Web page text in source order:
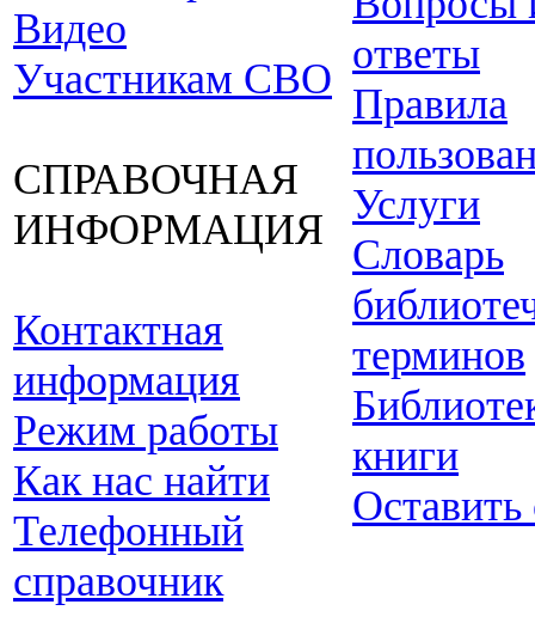
Видео
Участникам СВО
СПРАВОЧНАЯ
ИНФОРМАЦИЯ
Контактная
информация
Режим работы
Как нас найти
Телефонный
справочник
ответы
Правила
Услуги
Словарь
терминов
книги
Оставить